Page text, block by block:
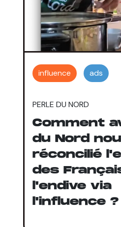
influence ads
PERLE DU NORD
Comment
du Nord
réconcilié
des
l'endive via
l'influence ?